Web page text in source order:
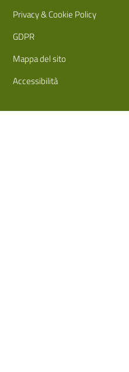
Privacy & Cookie Policy
GDPR
Mappa del sito
Accessibilità